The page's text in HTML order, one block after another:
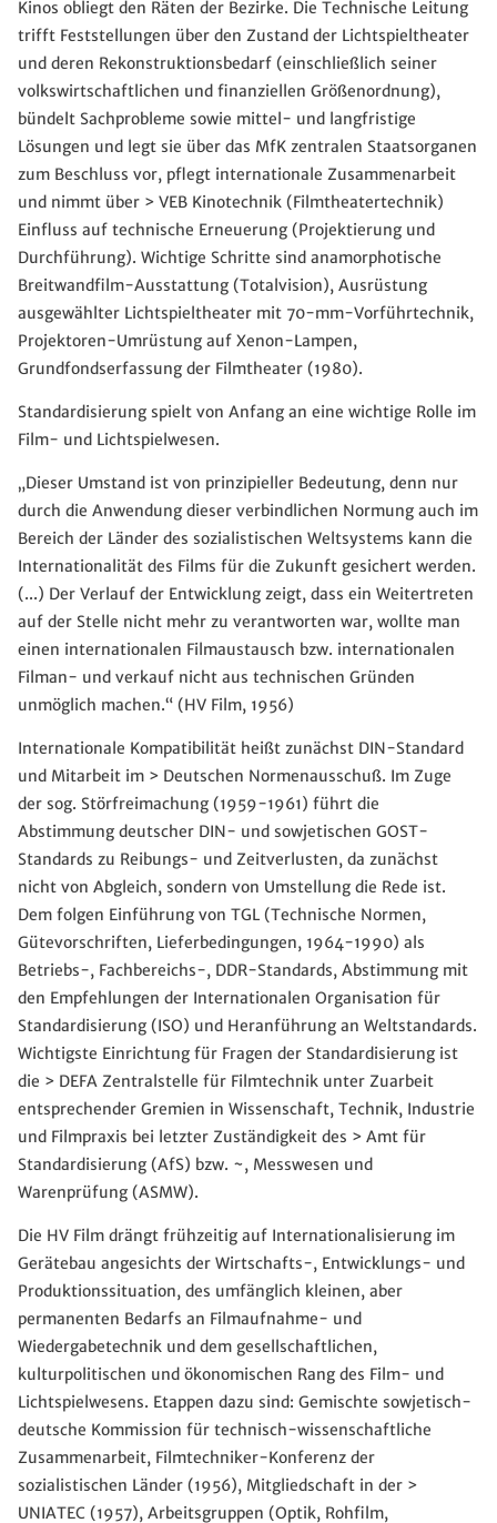
Kinos obliegt den Räten der Bezirke. Die Technische Leitung
trifft Feststellungen über den Zustand der Lichtspieltheater
und deren Rekonstruktionsbedarf (einschließlich seiner
volkswirtschaftlichen und finanziellen Größenordnung),
bündelt Sachprobleme sowie mittel- und langfristige
Lösungen und legt sie über das MfK zentralen Staatsorganen
zum Beschluss vor, pflegt internationale Zusammenarbeit
und nimmt über > VEB Kinotechnik (Filmtheatertechnik)
Einfluss auf technische Erneuerung (Projektierung und
Durchführung). Wichtige Schritte sind anamorphotische
Breitwandfilm-Ausstattung (Totalvision), Ausrüstung
ausgewählter Lichtspieltheater mit 70-mm-Vorführtechnik,
Projektoren-Umrüstung auf Xenon-Lampen,
Grundfondserfassung der Filmtheater (1980).
Standardisierung spielt von Anfang an eine wichtige Rolle im
Film- und Lichtspielwesen.
„Dieser Umstand ist von prinzipieller Bedeutung, denn nur
durch die Anwendung dieser verbindlichen Normung auch im
Bereich der Länder des sozialistischen Weltsystems kann die
Internationalität des Films für die Zukunft gesichert werden.
(...) Der Verlauf der Entwicklung zeigt, dass ein Weitertreten
auf der Stelle nicht mehr zu verantworten war, wollte man
einen internationalen Filmaustausch bzw. internationalen
Filman- und verkauf nicht aus technischen Gründen
unmöglich machen.“ (HV Film, 1956)
Internationale Kompatibilität heißt zunächst DIN-Standard
und Mitarbeit im > Deutschen Normenausschuß. Im Zuge
der sog. Störfreimachung (1959-1961) führt die
Abstimmung deutscher DIN- und sowjetischen GOST-
Standards zu Reibungs- und Zeitverlusten, da zunächst
nicht von Abgleich, sondern von Umstellung die Rede ist.
Dem folgen Einführung von TGL (Technische Normen,
Gütevorschriften, Lieferbedingungen, 1964-1990) als
Betriebs-, Fachbereichs-, DDR-Standards, Abstimmung mit
den Empfehlungen der Internationalen Organisation für
Standardisierung (ISO) und Heranführung an Weltstandards.
Wichtigste Einrichtung für Fragen der Standardisierung ist
die > DEFA Zentralstelle für Filmtechnik unter Zuarbeit
entsprechender Gremien in Wissenschaft, Technik, Industrie
und Filmpraxis bei letzter Zuständigkeit des > Amt für
Standardisierung (AfS) bzw. ~, Messwesen und
Warenprüfung (ASMW).
Die HV Film drängt frühzeitig auf Internationalisierung im
Gerätebau angesichts der Wirtschafts-, Entwicklungs- und
Produktionssituation, des umfänglich kleinen, aber
permanenten Bedarfs an Filmaufnahme- und
Wiedergabetechnik und dem gesellschaftlichen,
kulturpolitischen und ökonomischen Rang des Film- und
Lichtspielwesens. Etappen dazu sind: Gemischte sowjetisch-
deutsche Kommission für technisch-wissenschaftliche
Zusammenarbeit, Filmtechniker-Konferenz der
sozialistischen Länder (1956), Mitgliedschaft in der >
UNIATEC (1957), Arbeitsgruppen (Optik, Rohfilm,